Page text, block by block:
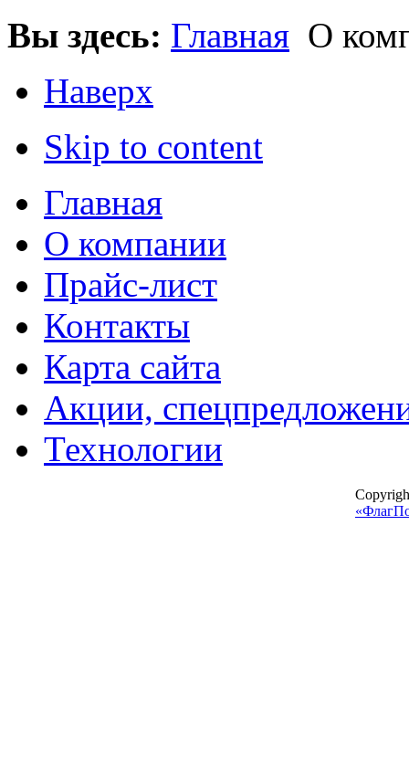
Вы здесь: Главная О
Наверх
Skip to content
Главная
О компании
Прайс-лист
Контакты
Карта сайта
Акции,
Технологии